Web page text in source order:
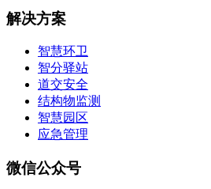
解决方案
智慧环卫
智分驿站
道交安全
结构物监测
智慧园区
应急管理
微信公众号